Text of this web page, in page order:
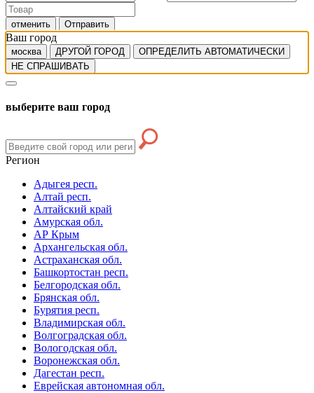
отменить Отправить
Ваш город
москва ДРУГОЙ ГОРОД
ОПРЕДЕЛИТЬ АВТОМАТИЧЕСКИ
НЕ СПРАШИВАТЬ
выберите ваш город
Регион
Адыгея респ.
Алтай респ.
Алтайский край
Амурская обл.
АР Крым
Архангельская обл.
Астраханская обл.
Башкортостан респ.
Белгородская обл.
Брянская обл.
Бурятия респ.
Владимирская обл.
Волгоградская обл.
Вологодская обл.
Воронежская обл.
Дагестан респ.
Еврейская автономная обл.